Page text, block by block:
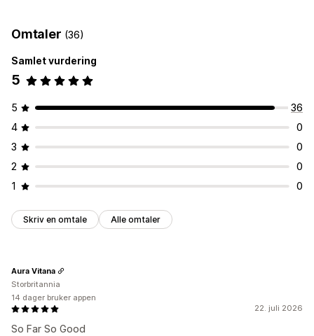
Redigeringsverktøy
AI-generering
Omtaler (36)
Samlet vurdering
5
5
36
4
0
3
0
2
0
1
0
Skriv en omtale Alle omtaler
22. juli 2026
So Far So Good
Aura Vitana
Storbritannia
14 dager bruker appen